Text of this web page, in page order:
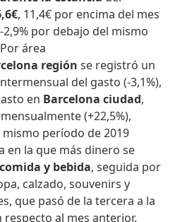
, 11,4€ por encima del mes
por debajo del mismo
área
región se registró un
del gasto (-3,1%),
en Barcelona ciudad,
(+22,5%),
período de 2019
en la que más dinero se
comida y bebida, seguida por
calzado, souvenirs y
que pasó de la tercera a la
al mes anterior.